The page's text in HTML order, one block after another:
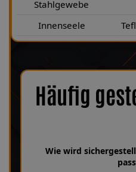
Stahlgewebe
Innenseele
Häufig
Wie wird